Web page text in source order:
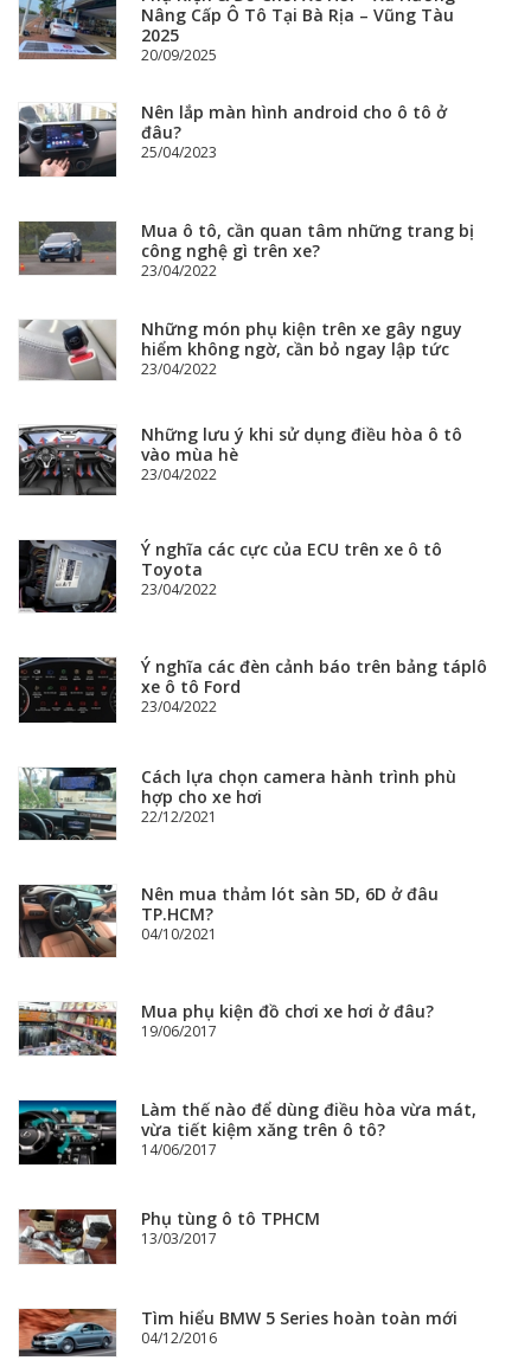
Nâng Cấp Ô Tô Tại Bà Rịa – Vũng Tàu
2025
20/09/2025
Nên lắp màn hình android cho ô tô ở
đâu?
25/04/2023
Mua ô tô, cần quan tâm những trang bị
công nghệ gì trên xe?
23/04/2022
Những món phụ kiện trên xe gây nguy
hiểm không ngờ, cần bỏ ngay lập tức
23/04/2022
Những lưu ý khi sử dụng điều hòa ô tô
vào mùa hè
23/04/2022
Ý nghĩa các cực của ECU trên xe ô tô
Toyota
23/04/2022
Ý nghĩa các đèn cảnh báo trên bảng táplô
xe ô tô Ford
23/04/2022
Cách lựa chọn camera hành trình phù
hợp cho xe hơi
22/12/2021
Nên mua thảm lót sàn 5D, 6D ở đâu
TP.HCM?
04/10/2021
Mua phụ kiện đồ chơi xe hơi ở đâu?
19/06/2017
Làm thế nào để dùng điều hòa vừa mát,
vừa tiết kiệm xăng trên ô tô?
14/06/2017
Phụ tùng ô tô TPHCM
13/03/2017
Tìm hiểu BMW 5 Series hoàn toàn mới
04/12/2016